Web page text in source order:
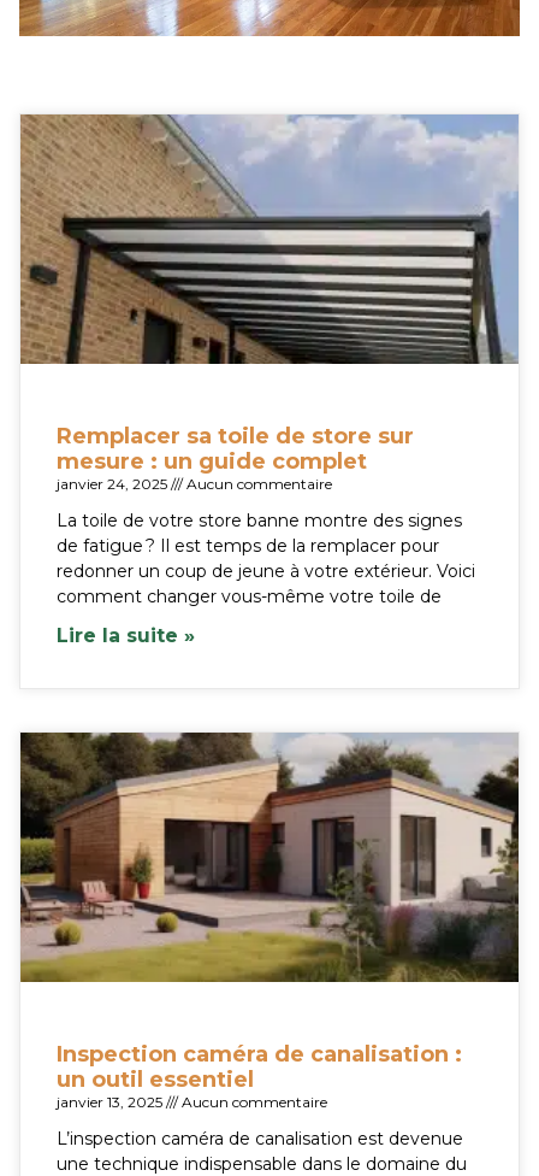
Remplacer sa toile de store sur
mesure : un guide complet
janvier 24, 2025 Aucun commentaire
La toile de votre store banne montre des signes
de fatigue ? Il est temps de la remplacer pour
redonner un coup de jeune à votre extérieur. Voici
comment changer vous-même votre toile de
Lire la suite »
Inspection caméra de canalisation :
un outil essentiel
janvier 13, 2025 Aucun commentaire
L’inspection caméra de canalisation est devenue
une technique indispensable dans le domaine du